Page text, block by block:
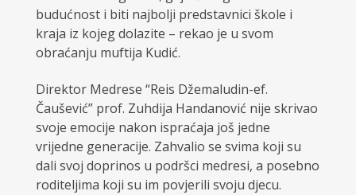
budućnost i biti najbolji predstavnici škole i
kraja iz kojeg dolazite – rekao je u svom
obraćanju muftija Kudić.
Direktor Medrese “Reis Džemaludin-ef.
Čaušević” prof. Zuhdija Handanović nije skrivao
svoje emocije nakon ispraćaja još jedne
vrijedne generacije. Zahvalio se svima koji su
dali svoj doprinos u podršci medresi, a posebno
roditeljima koji su im povjerili svoju djecu.